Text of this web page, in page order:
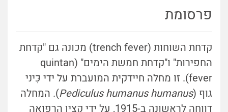
פרסומת
קדחת השוחות (trench fever) מכונה גם "קדחת
החפירות" ו"קדחת חמשת הימים" (quintan
fever). זו מחלה חיידקית המועברת על ידי כִּיני
גוף (Pediculus humanus humanus). המחלה
דווחה לראשונה ב-1915, על ידי קצין הרפואה